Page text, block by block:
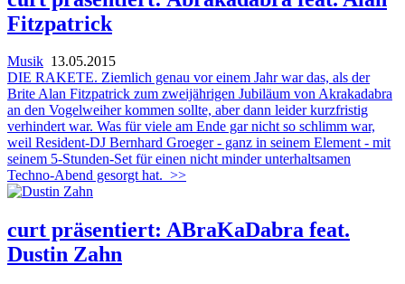
Fitzpatrick
Musik 13.05.2015
DIE RAKETE. Ziemlich genau vor einem Jahr war das, als der
Brite Alan Fitzpatrick zum zweijährigen Jubiläum von Akrakadabra
an den Vogelweiher kommen sollte, aber dann leider kurzfristig
verhindert war. Was für viele am Ende gar nicht so schlimm war,
weil Resident-DJ Bernhard Groeger - ganz in seinem Element - mit
seinem 5-Stunden-Set für einen nicht minder unterhaltsamen
Techno-Abend gesorgt hat. >>
curt präsentiert: ABraKaDabra feat.
Dustin Zahn